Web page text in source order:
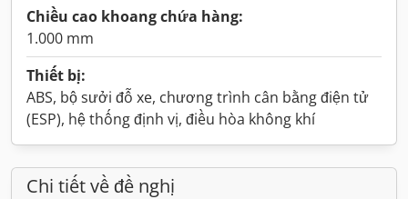
Chiều cao khoang chứa hàng:
1.000 mm
Thiết bị:
ABS, bộ sưởi đỗ xe, chương trình cân bằng điện tử
(ESP), hệ thống định vị, điều hòa không khí
Chi tiết về đề nghị